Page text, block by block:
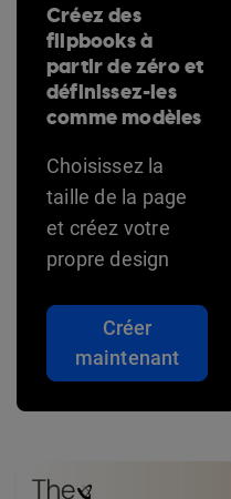
Créez des
flipbooks à
partir de zéro et
définissez-les
comme modèles
Choisissez la
taille de la page
et créez votre
propre design
Créer
maintenant